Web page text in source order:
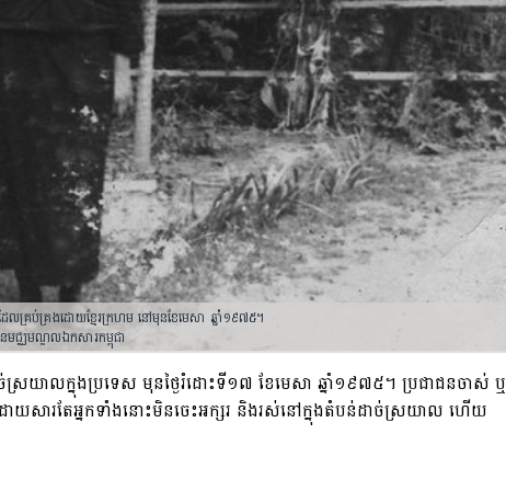
លគ្រប់គ្រងដោយខ្មែរក្រហម នៅមុនខែមេសា ឆ្នាំ១៩៧៥។
មជ្ឈមណ្ឌលឯកសារកម្ពុជា
រយាលក្នុងប្រទេស មុនថ្ងៃរំដោះទី១៧ ខែមេសា ឆ្នាំ១៩៧៥។ ប្រជាជនចាស់ ឬ
ោយសារតែអ្នកទាំងនោះមិនចេះអក្សរ និងរស់នៅក្នុងតំបន់ដាច់ស្រយាល ហើយ